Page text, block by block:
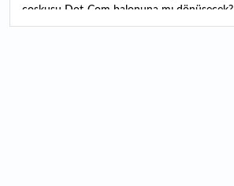
coşkusu Dot-Com balonuna mı dönüşecek?